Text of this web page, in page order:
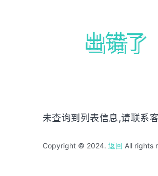
出错了
未查询到列表信息,请联系
Copyright © 2024. 返回 All rights